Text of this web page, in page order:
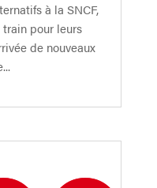
à la SNCF,
pour leurs
de nouveaux